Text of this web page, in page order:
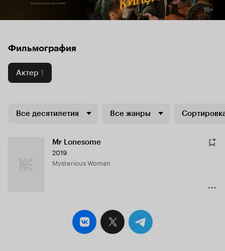
Фильмография
Актер 1
Все десятилетия Все жанры
Mr Lonesome
2019
Mysterious Woman